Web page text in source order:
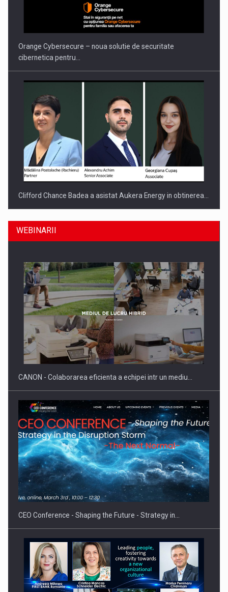
Orange Cybersecure – noua solutie de securitate
cibernetica pentru…
Clifford Chance Badea a asistat Aukera Energy in obtinerea…
SAPTE PERSONALITATI DIN MEDIUL DE AFACERI, ACADEMIC
SI INSTITUTIONAL…
Hard Enduro Piatra Craiului 2026, fueled by benzinariile RO…
WEBINARII
CANON - Colaborarea eficienta a echipei intr un mediu…
CEO Conference - Shaping the Future - Strategy in…